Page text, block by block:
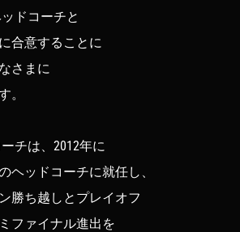
ドコーチと
合意することに
さまに
。
チは、2012年に
ヘッドコーチに就任し、
勝ち越しとプレイオフ
ファイナル進出を